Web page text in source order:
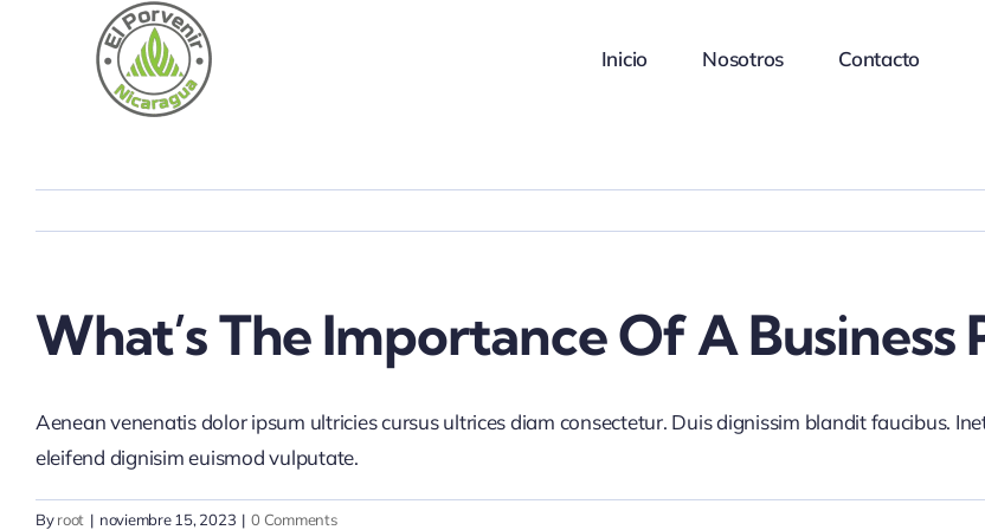
Inicio Nosotros Contacto
What’s The Importance Of A Business
Aenean venenatis dolor ipsum ultricies cursus ultrices diam consectetur. Duis dignissim blandit faucibus.
eleifend dignisim euismod vulputate.
Byroot | noviembre 15, 2023 | 0 Comments